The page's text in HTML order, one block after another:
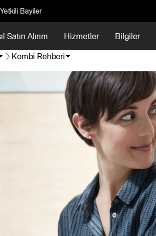
Yetkili Bayiler
Satın Alırım Hizmetler Bilgiler
Kombi Rehberi